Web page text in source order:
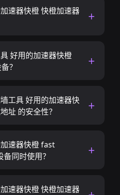
速器快橙 快橙加速器
好用的加速器快橙
？
工具 好用的加速器快
址 的安全性？
速器快橙 fast
同时使用？
速器快橙 快橙加速器